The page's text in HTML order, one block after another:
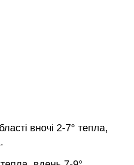
вночі 2-7° тепла,